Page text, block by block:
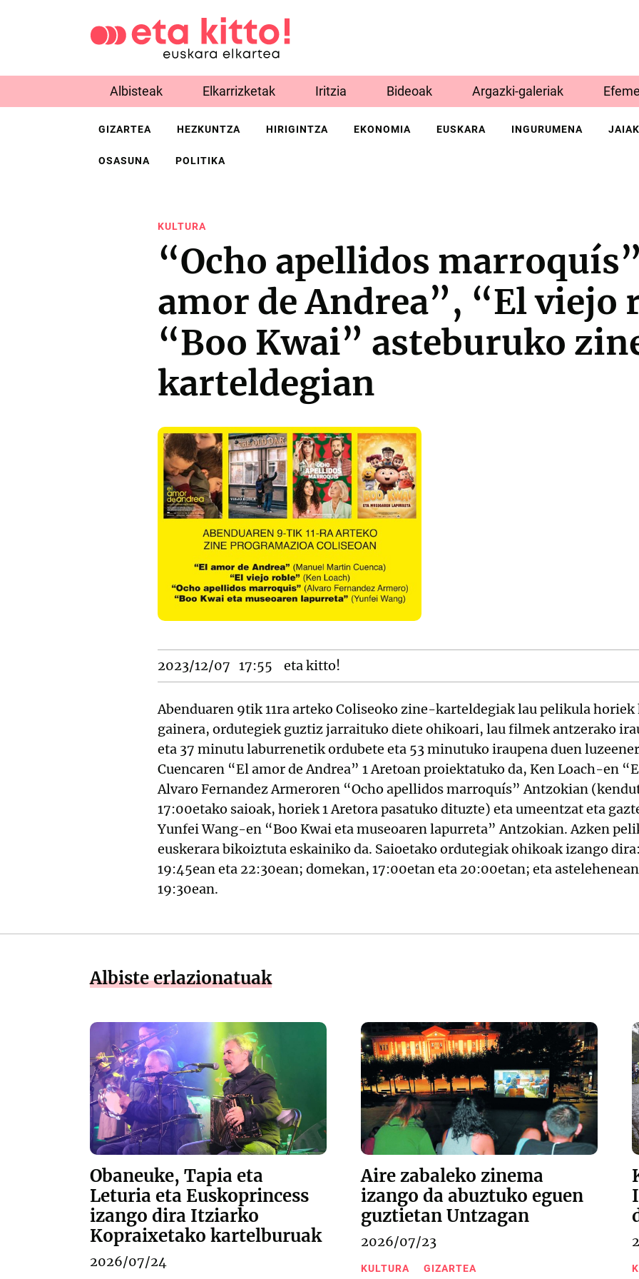
Albisteak Elkarrizketak Iritzia Bideoak Argazki-galeriak
GIZARTEA HEZKUNTZA HIRIGINTZA EKONOMIA EUSKARA INGURUMENA JAIAK
OSASUNA POLITIKA
KULTURA
“Ocho apellidos
amor de Andrea”, “El viejo
“Boo Kwai” asteburuko
karteldegian
2023/12/07 17:55 eta kitto!
Abenduaren 9tik 11ra arteko Coliseoko zine-karteldegiak lau pelikula
gainera, ordutegiek guztiz jarraituko diete ohikoari, lau filmek antzerako
eta 37 minutu laburrenetik ordubete eta 53 minutuko iraupena duen
Cuencaren “El amor de Andrea” 1 Aretoan proiektatuko da, Ken Loach-en
Alvaro Fernandez Armeroren “Ocho apellidos marroquís” Antzokian
17:00etako saioak, horiek 1 Aretora pasatuko dituzte) eta umeentzat eta
Yunfei Wang-en “Boo Kwai eta museoaren lapurreta” Antzokian. Azken
euskerara bikoiztuta eskainiko da. Saioetako ordutegiak ohikoak izango
19:45ean eta 22:30ean; domekan, 17:00etan eta 20:00etan; eta
19:30ean.
Albiste erlazionatuak
Obaneuke, Tapia eta
Leturia eta Euskoprincess
izango dira Itziarko
Kopraixetako kartelburuak
2026/07/24
Aire zabaleko zinema
izango da abuztuko eguen
guztietan Untzagan
2026/07/23
KULTURA GIZARTEA